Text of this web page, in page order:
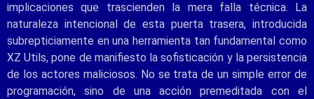
implicaciones que trascienden la mera falla técnica. La
naturaleza intencional de esta puerta trasera, introducida
subrepticiamente en una herramienta tan fundamental como
XZ Utils, pone de manifiesto la sofisticación y la persistencia
de los actores maliciosos. No se trata de un simple error de
programación, sino de una acción premeditada con el